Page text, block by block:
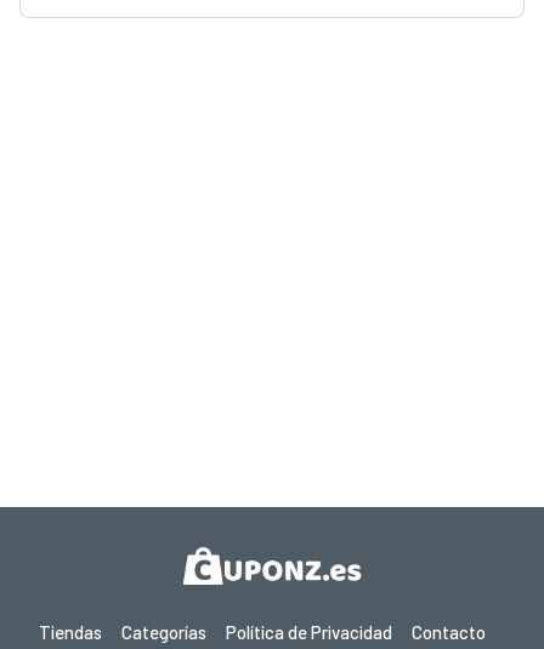
Tiendas Categorías Política de Privacidad
Contacto